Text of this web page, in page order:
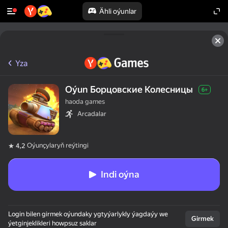
Ähli oýunlar
Yza
Oýun Борцовские Колесницы 6+
haoda games
Arcadalar
4,2 Oýunçylaryň reýtingi
Indi oýna
Login bilen girmek oýundaky ygtyýarlykly ýagdaýy we
ýetginjeklikleri howpsuz saklar
Girmek